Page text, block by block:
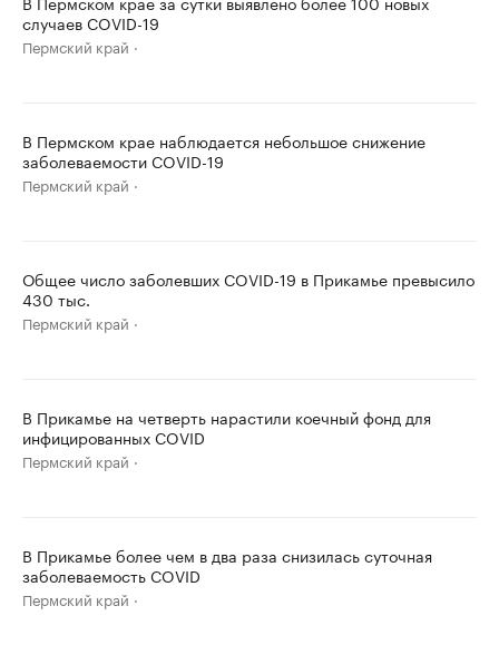
случаев COVID-19
Пермский край
В Пермском крае наблюдается небольшое снижение
заболеваемости COVID-19
Пермский край
Общее число заболевших COVID-19 в Прикамье превысило
430 тыс.
Пермский край
В Прикамье на четверть нарастили коечный фонд для
инфицированных COVID
Пермский край
В Прикамье более чем в два раза снизилась суточная
заболеваемость COVID
Пермский край